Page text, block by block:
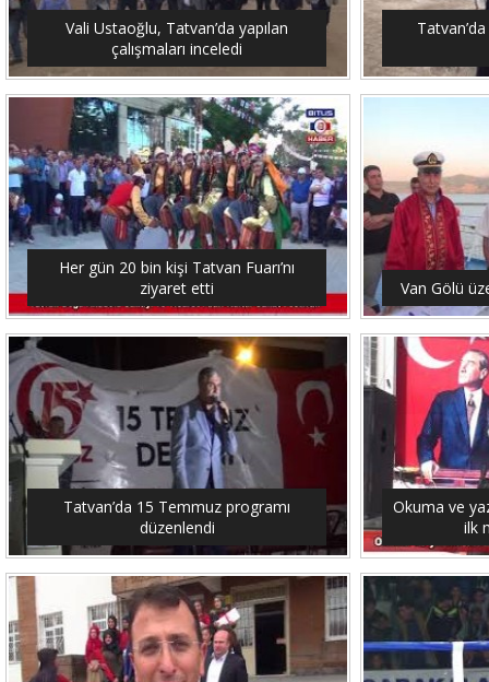
Vali Ustaoğlu, Tatvan’da yapılan
çalışmaları inceledi
Her gün 20 bin kişi Tatvan Fuarı’nı
ziyaret etti
Van Gölü
Tatvan’da 15 Temmuz programı
düzenlendi
Okuma ve
ilk